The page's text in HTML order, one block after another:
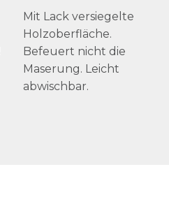
Mit Lack versiegelte
Holzoberfläche.
Befeuert nicht die
Maserung. Leicht
abwischbar.